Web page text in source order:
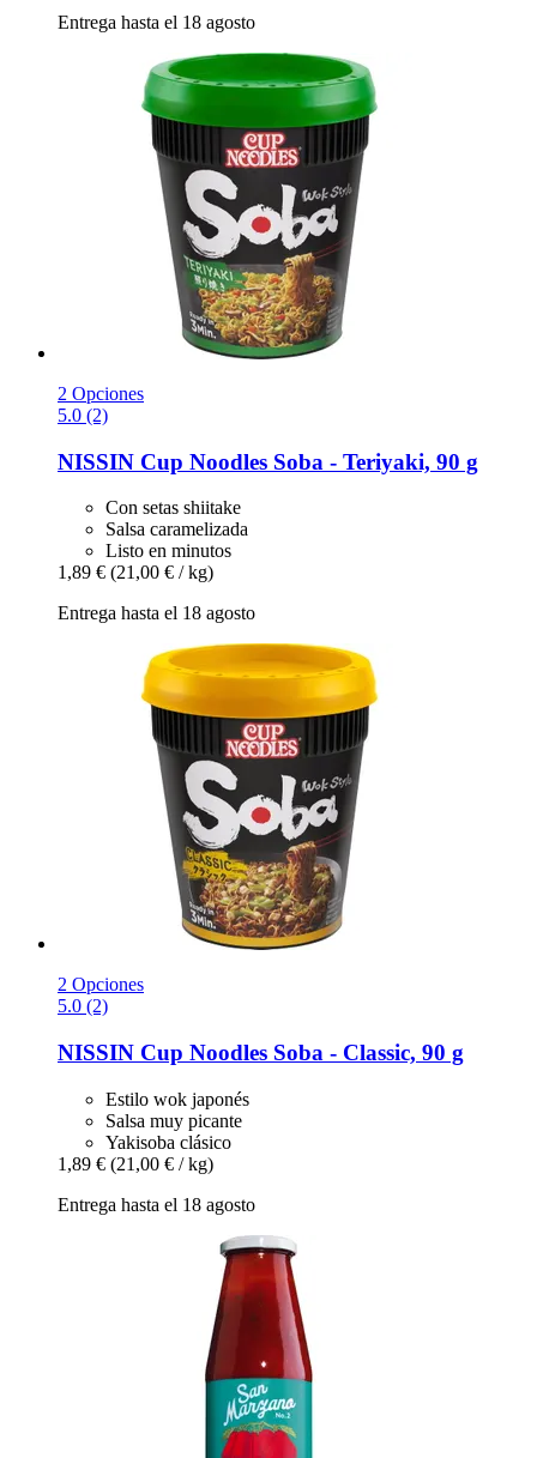
Entrega hasta el 18 agosto
2 Opciones
5.0 (2)
NISSIN Cup Noodles Soba -​ Teriyaki, 90 g
Con setas shiitake
Salsa caramelizada
Listo en minutos
1,89 € (21,00 € / kg)
Entrega hasta el 18 agosto
2 Opciones
5.0 (2)
NISSIN Cup Noodles Soba -​ Classic, 90 g
Estilo wok japonés
Salsa muy picante
Yakisoba clásico
1,89 € (21,00 € / kg)
Entrega hasta el 18 agosto